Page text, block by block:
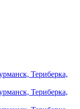
Териберка,
Териберка,